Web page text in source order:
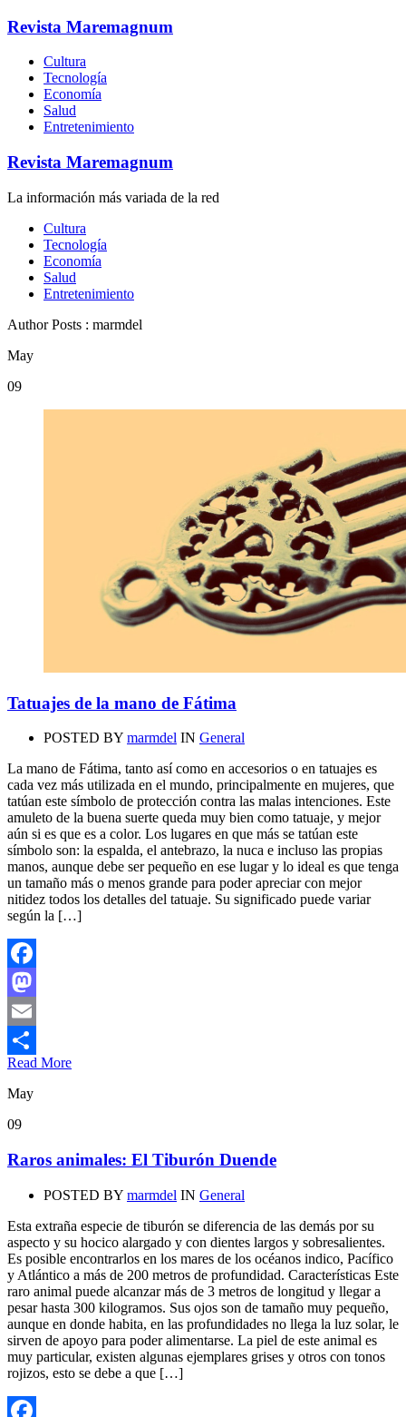
Revista Maremagnum
Cultura
Tecnología
Economía
Salud
Entretenimiento
Revista Maremagnum
La información más variada de la red
Cultura
Tecnología
Economía
Salud
Entretenimiento
Author Posts : marmdel
May
09
Tatuajes de la mano de Fátima
POSTED BY marmdel IN General
La mano de Fátima, tanto así como en accesorios o en tatuajes es
cada vez más utilizada en el mundo, principalmente en mujeres, que
tatúan este símbolo de protección contra las malas intenciones. Este
amuleto de la buena suerte queda muy bien como tatuaje, y mejor
aún si es que es a color. Los lugares en que más se tatúan este
símbolo son: la espalda, el antebrazo, la nuca e incluso las propias
manos, aunque debe ser pequeño en ese lugar y lo ideal es que tenga
un tamaño más o menos grande para poder apreciar con mejor
nitidez todos los detalles del tatuaje. Su significado puede variar
según la […]
Facebook
Mastodon
Email
Compartir
Read More
May
09
Raros animales: El Tiburón Duende
POSTED BY marmdel IN General
Esta extraña especie de tiburón se diferencia de las demás por su
aspecto y su hocico alargado y con dientes largos y sobresalientes.
Es posible encontrarlos en los mares de los océanos indico, Pacífico
y Atlántico a más de 200 metros de profundidad. Características Este
raro animal puede alcanzar más de 3 metros de longitud y llegar a
pesar hasta 300 kilogramos. Sus ojos son de tamaño muy pequeño,
aunque en donde habita, en las profundidades no llega la luz solar, le
sirven de apoyo para poder alimentarse. La piel de este animal es
muy particular, existen algunas ejemplares grises y otros con tonos
rojizos, esto se debe a que […]